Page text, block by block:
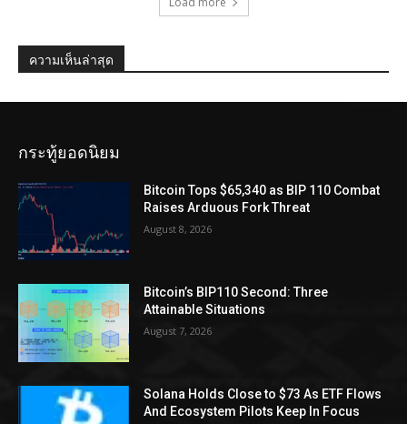
ความเห็นล่าสุด
กระทู้ยอดนิยม
Bitcoin Tops $65,340 as BIP 110 Combat
Raises Arduous Fork Threat
August 8, 2026
Bitcoin’s BIP110 Second: Three
Attainable Situations
August 7, 2026
Solana Holds Close to $73 As ETF Flows
And Ecosystem Pilots Keep In Focus